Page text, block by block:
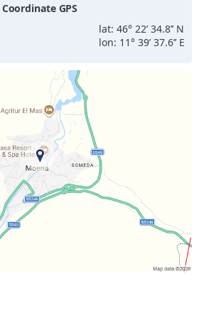
Coordinate GPS
lat: 46° 22’ 34.8’’ N
lon: 11° 39’ 37.6’’ E